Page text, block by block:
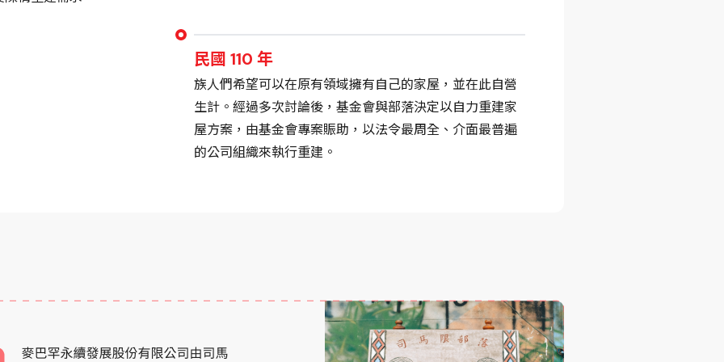
民國 110 年
族人們希望可以在原有領域擁有自己的家屋，並在此自營
生計。經過多次討論後，基金會與部落決定以自力重建家
屋方案，由基金會專案賑助，以法令最周全、介面最普遍
的公司組織來執行重建。